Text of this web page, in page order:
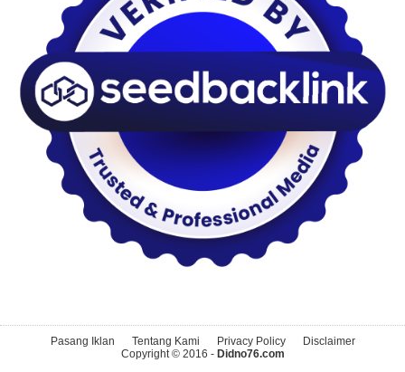
Pasang Iklan Tentang Kami Privacy Policy
Disclaimer
Copyright © 2016 - Didno76.com